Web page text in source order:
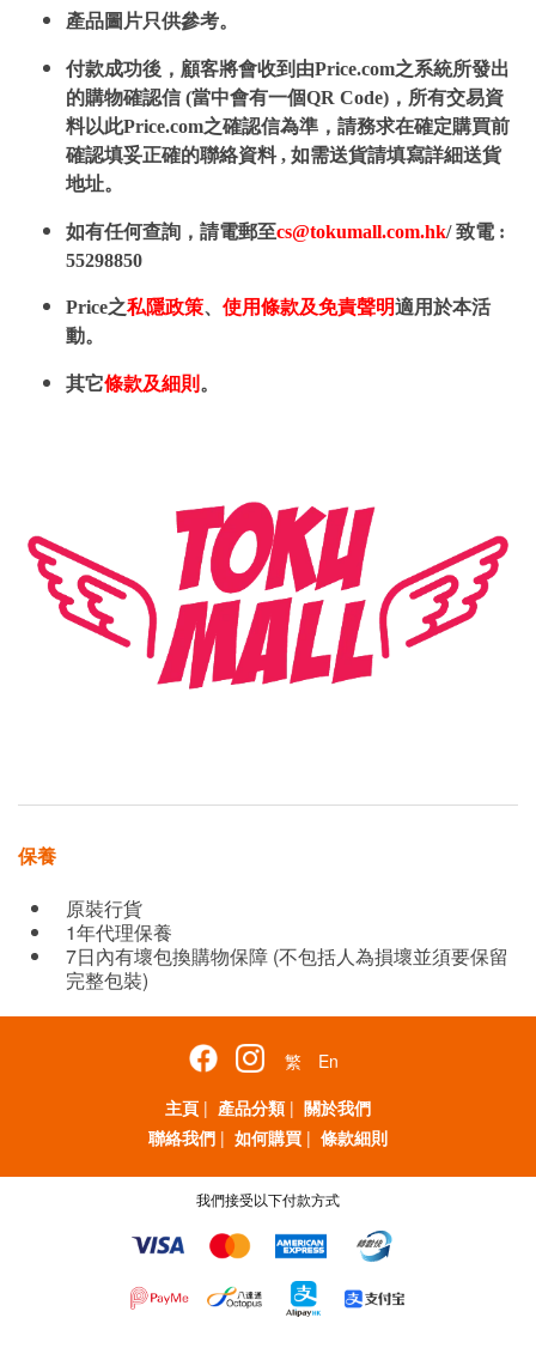
產品圖片只供參考。
付款成功後，顧客將會收到由Price.com之系統所發出
的購物確認信 (當中會有一個QR Code)，所有交易資
料以此Price.com之確認信為準，請務求在確定購買前
確認填妥正確的聯絡資料 , 如需送貨請填寫詳細送貨
地址。
如有任何查詢，請電郵至cs@tokumall.com.hk/ 致電 :
55298850
Price之私隱政策、 使用條款及免責聲明適用於本活
動。
其它條款及細則 。
保養
原裝行貨
1年代理保養
7日內有壞包換購物保障 (不包括人為損壞並須要保留
完整包裝)
繁
En
主頁 | 產品分類 | 關於我們
聯絡我們 | 如何購買 | 條款細則
我們接受以下付款方式